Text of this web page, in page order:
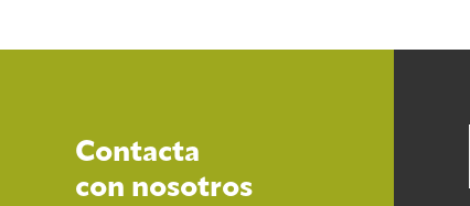
Contacta
con nosotros